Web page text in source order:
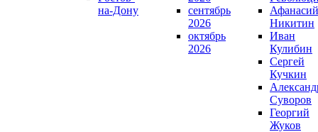
на-Дону
сентябрь
2026
октябрь
2026
Афанасий
Никитин
Иван
Кулибин
Сергей
Кучкин
Суворов
Георгий
Жуков